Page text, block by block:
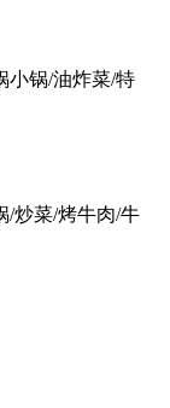
小锅/油炸菜/特
/炒菜/烤牛肉/牛